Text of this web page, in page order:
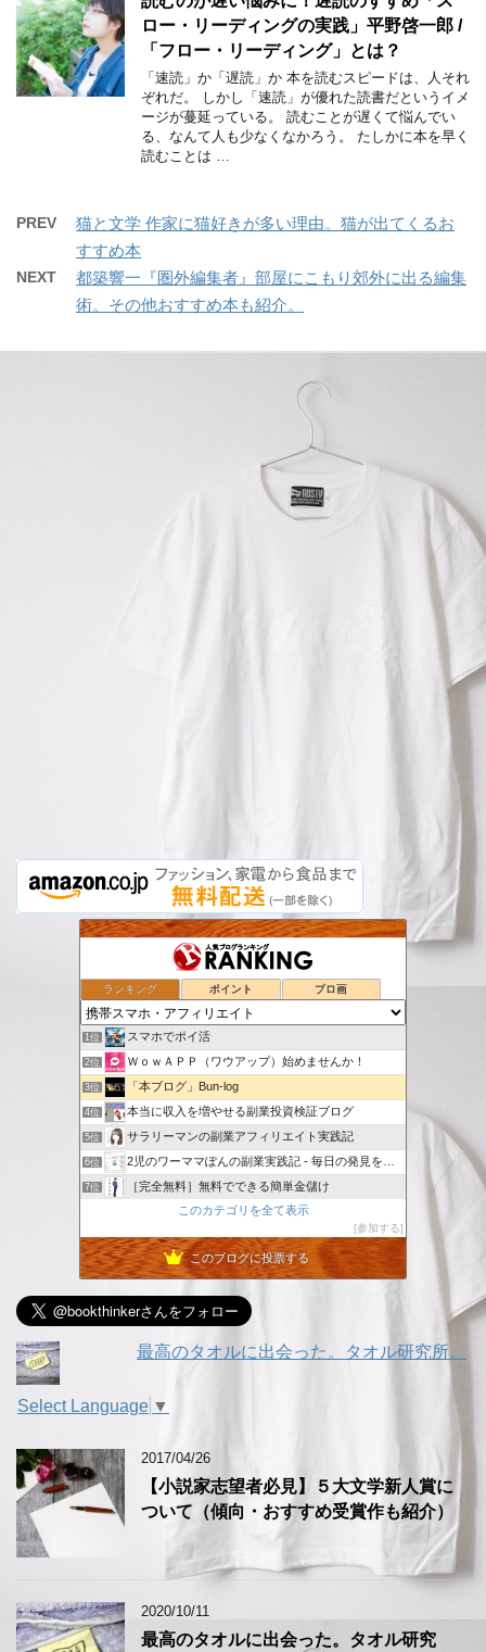
ロー・リーディングの実践」平野啓一郎 /
「フロー・リーディング」とは？
「速読」か「遅読」か 本を読むスピードは、人それ
ぞれだ。 しかし「速読」が優れた読書だというイメ
ージが蔓延っている。 読むことが遅くて悩んでい
る、なんて人も少なくなかろう。 たしかに本を早く
読むことは …
PREV
猫と文学 作家に猫好きが多い理由。猫が出てくるお
すすめ本
NEXT
都築響一『圏外編集者』部屋にこもり郊外に出る編集
術。その他おすすめ本も紹介。
ランキング ポイント ブロ画
1位 スマホでポイ活
2位 ＷｏｗＡＰＰ（ワウアップ）始めませんか！
3位 「本ブログ」Bun-log
4位 本当に収入を増やせる副業投資検証ブログ
5位 サラリーマンの副業アフィリエイト実践記
6位 2児のワーママぽんの副業実践記 - 毎日の発見を記録していく
7位 ［完全無料］無料でできる簡単金儲け
投げやリーマンのアフィリエイトな日々
9位 KOKOブログ
10位 崖っぷち母ちゃんのアフィリエイト挑戦日記！！
12位 「アフィリエイトで稼げない」は卒業！本気で稼ぐための再入門
おかねラボ - お金っておもしろい★学べるお金の勉強ブログ
このカテゴリを全て表示
参加する
このブログに投票する
最高のタオルに出会った。タオル研究所。
Select Language ▼
2017/04/26
【小説家志望者必見】５大文学新人賞に
ついて（傾向・おすすめ受賞作も紹介）
2020/10/11
最高のタオルに出会った。タオル研究